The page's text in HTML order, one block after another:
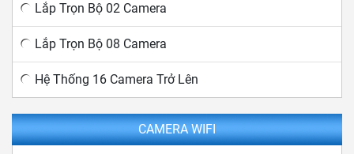
Lắp Trọn Bộ 02 Camera
Lắp Trọn Bộ 08 Camera
Hệ Thống 16 Camera Trở Lên
CAMERA WIFI